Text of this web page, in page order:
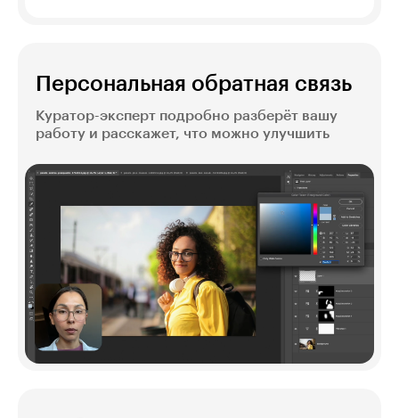
Персональная обратная связь
Куратор-эксперт подробно разберёт вашу
работу и расскажет, что можно улучшить